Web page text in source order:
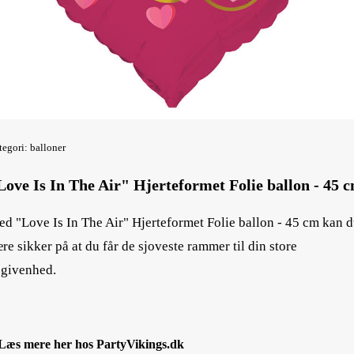
balloner
Is In The Air" Hjerteformet Folie ballon - 45
"Love Is In The Air" Hjerteformet Folie ballon - 45 cm kan
sikker på at du får de sjoveste rammer til din store
mere her hos PartyVikings.dk